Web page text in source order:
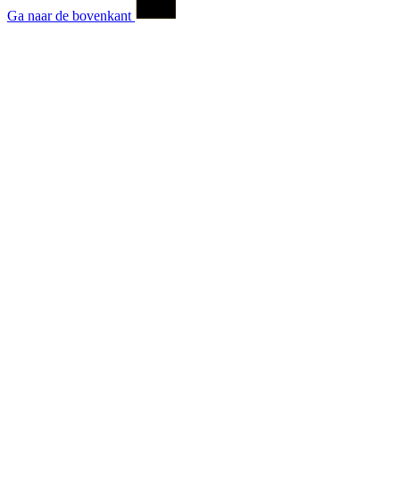
Ga naar de bovenkant